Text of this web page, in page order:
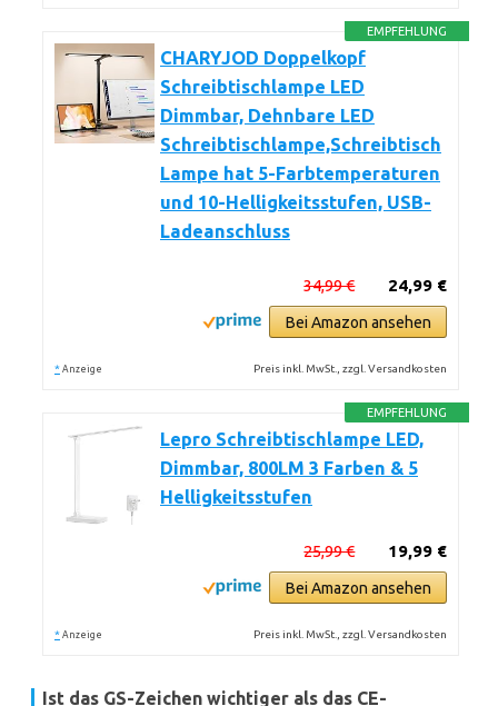
EMPFEHLUNG
CHARYJOD Doppelkopf
Schreibtischlampe LED
Dimmbar, Dehnbare LED
Schreibtischlampe,Schreibtisch
Lampe hat 5-Farbtemperaturen
und 10-Helligkeitsstufen, USB-
Ladeanschluss
24,99 €
34,99 €
Bei Amazon ansehen
* Anzeige Preis inkl. MwSt., zzgl. Versandkosten
EMPFEHLUNG
Lepro Schreibtischlampe LED,
Dimmbar, 800LM 3 Farben & 5
Helligkeitsstufen
19,99 €
25,99 €
Bei Amazon ansehen
* Anzeige Preis inkl. MwSt., zzgl. Versandkosten
Ist das GS-Zeichen wichtiger als das CE-